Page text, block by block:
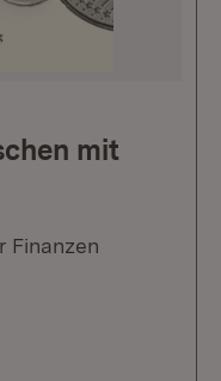
mit
Finanzen